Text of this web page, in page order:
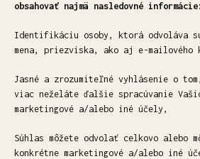
obsahovať najmä nasledovné informácie:
Identifikáciu osoby, ktorá odvoláva
mena, priezviska, ako aj e-mailového
Jasné a zrozumiteľné vyhlásenie o
viac neželáte ďalšie spracúvanie
marketingové a/alebo iné účely,
Súhlas môžete odvolať celkovo alebo
konkrétne marketingové a/alebo iné